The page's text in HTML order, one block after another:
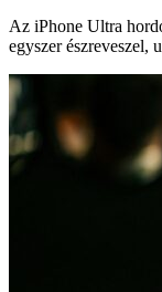
Az iPhone Ultra
egyszer észreveszel,